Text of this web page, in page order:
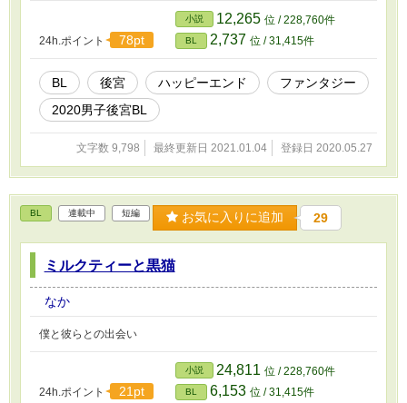
24h.ポイント 78pt
小説 12,265 位 / 228,760件
BL 2,737 位 / 31,415件
BL 後宮 ハッピーエンド
ファンタジー
2020男子後宮BL
文字数 9,798 最終更新日 2021.01.04 登録日 2020.05.27
BL 連載中 短編 お気に入りに追加 29
ミルクティーと黒猫
なか
僕と彼らとの出会い
24h.ポイント 21pt
小説 24,811 位 / 228,760件
BL 6,153 位 / 31,415件